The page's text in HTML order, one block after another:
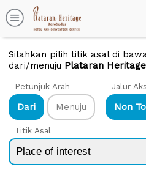
Silahkan pilih titik asal di
dari/menuju Plataran
Petunjuk Arah
Dari Menuju
Jalur
Non
Titik Asal